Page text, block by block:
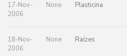
17-Nov-
2006
None Plasticina
18-Nov-
2006
None Raízes